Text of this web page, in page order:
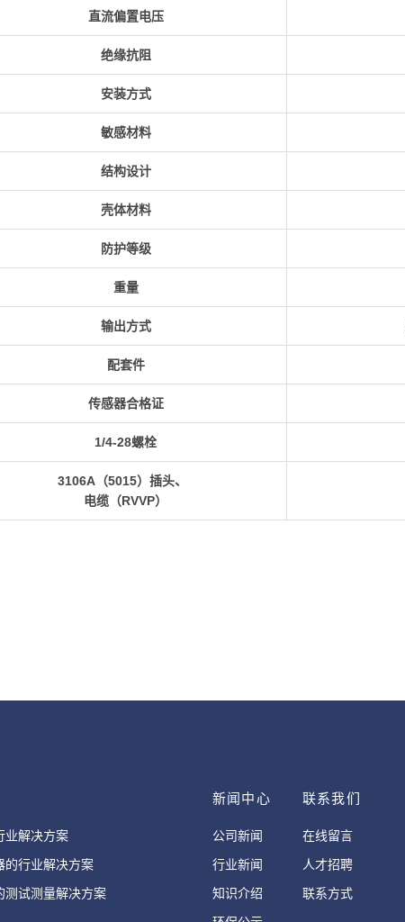
直流偏置电压
绝缘抗阻
安装方式
敏感材料
结构设计
壳体材料
防护等级
重量
输出方式
配套件
传感器合格证
1/4-28螺栓
3106A（5015）插头、
电缆（RVVP）
业解决方案
的行业解决方案
测试测量解决方案
新闻中心
公司新闻
行业新闻
知识介绍
联系我们
在线留言
人才招聘
联系方式